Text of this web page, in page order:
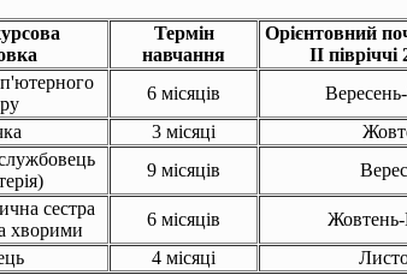
Термін
навчання
Орієнтовний
ІІ
6 місяців
3 місяці
9 місяців
сестра
хворими
6 місяців
Жовтень-
4 місяці